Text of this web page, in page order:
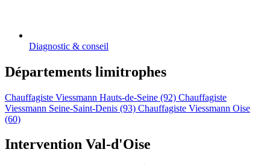
Diagnostic & conseil
Départements limitrophes
Chauffagiste Viessmann Hauts-de-Seine (92) Chauffagiste
Viessmann Seine-Saint-Denis (93) Chauffagiste Viessmann Oise
(60)
Intervention Val-d'Oise